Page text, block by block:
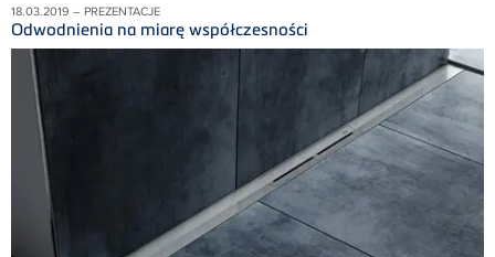
18.03.2019 – PREZENTACJE
Odwodnienia na miarę współczesności